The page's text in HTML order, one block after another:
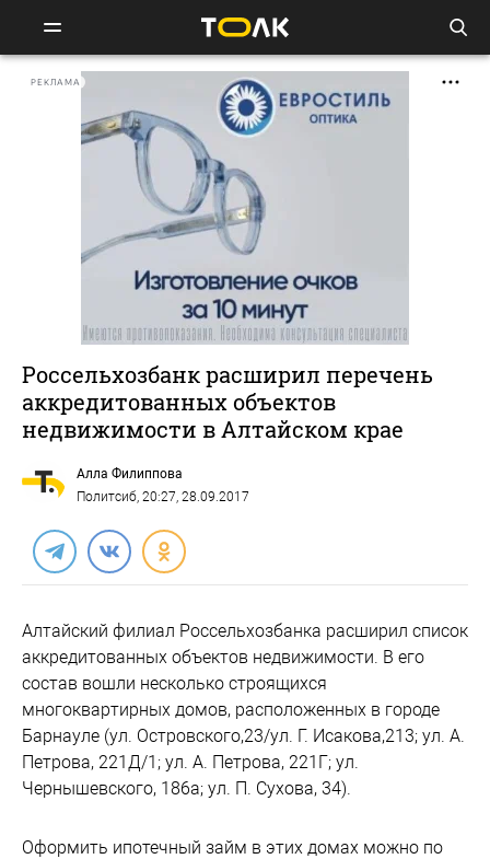
РЕКЛАМА
Россельхозбанк расширил перечень
аккредитованных объектов
недвижимости в Алтайском крае
Алла Филиппова
Политсиб, 20:27, 28.09.2017
Алтайский филиал Россельхозбанка расширил список
аккредитованных объектов недвижимости. В его
состав вошли несколько строящихся
многоквартирных домов, расположенных в городе
Барнауле (ул. Островского,23/ул. Г. Исакова,213; ул. А.
Петрова, 221Д/1; ул. А. Петрова, 221Г; ул.
Чернышевского, 186а; ул. П. Сухова, 34).
Оформить ипотечный займ в этих домах можно по